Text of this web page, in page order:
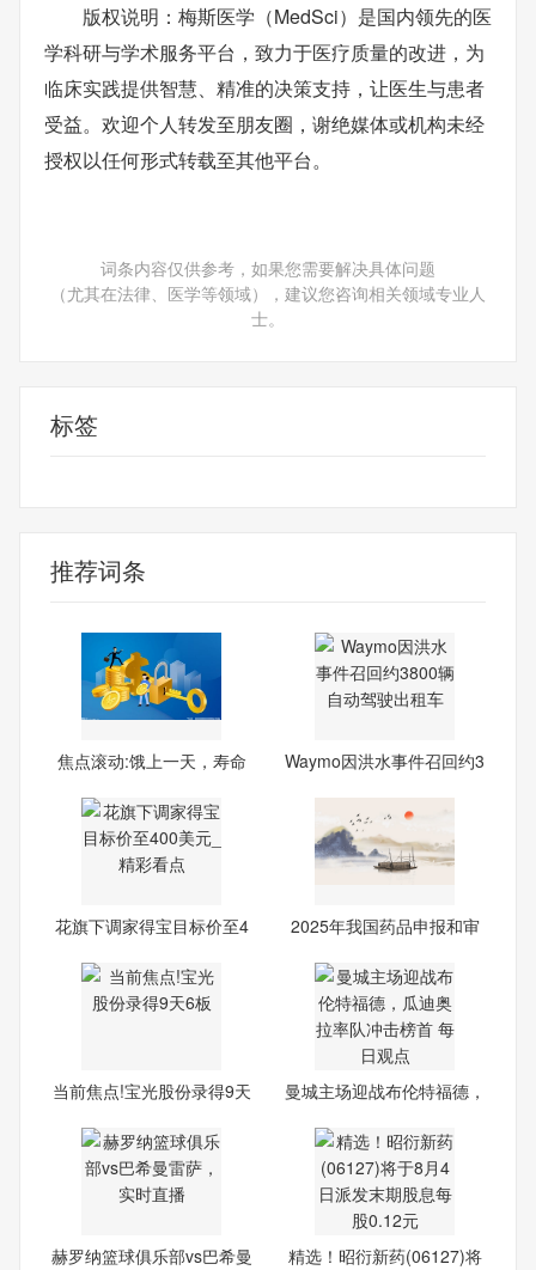
版权说明：梅斯医学（MedSci）是国内领先的医
学科研与学术服务平台，致力于医疗质量的改进，为
临床实践提供智慧、精准的决策支持，让医生与患者
受益。欢迎个人转发至朋友圈，谢绝媒体或机构未经
授权以任何形式转载至其他平台。
词条内容仅供参考，如果您需要解决具体问题
（尤其在法律、医学等领域），建议您咨询相关领域专业人
士。
标签
推荐词条
焦点滚动:饿上一天，寿命
Waymo因洪水事件召回约3
花旗下调家得宝目标价至4
2025年我国药品申报和审
当前焦点!宝光股份录得9天
曼城主场迎战布伦特福德，
赫罗纳篮球俱乐部vs巴希曼
精选！昭衍新药(06127)将